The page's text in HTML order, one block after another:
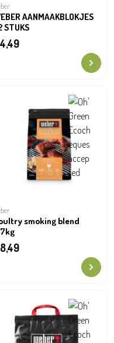
AANMAAKBLOKJES
STUKS
4,49
smoking blend
8,49